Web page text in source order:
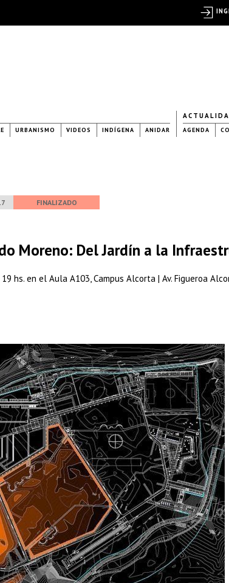
URBANISMO VIDEOS INDÍGENA ANIDAR AGENDA
FINALIZADO
Moreno: Del Jardín a la
hs. en el Aula A103, Campus Alcorta | Av. Figueroa